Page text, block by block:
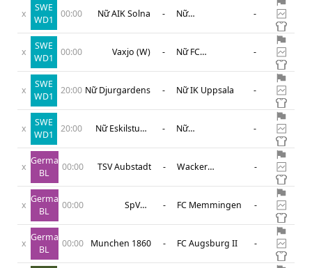
x
SWE
WD1
00:00 Nữ AIK Solna -
Nữ
-
x
SWE
WD1
00:00 Vaxjo (W) -
Nữ FC
-
x
SWE
WD1
20:00 Nữ Djurgardens - Nữ IK Uppsala -
x
SWE
WD1
20:00
Nữ Eskilstuna
-
Nữ
-
x
Germany
BL
00:00 TSV Aubstadt -
Wacker
-
x
Germany
BL
00:00
SpVgg
- FC Memmingen -
x
Germany
BL
00:00 Munchen 1860 - FC Augsburg II -